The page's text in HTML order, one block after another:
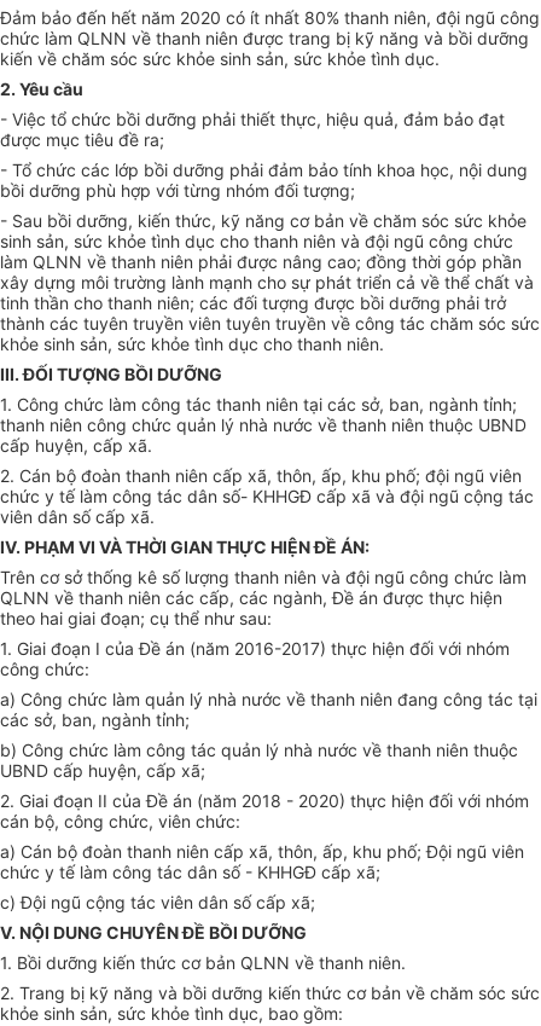
Đảm bảo đến hết năm 2020 có ít nhất 80% thanh niên, đội ngũ công
chức làm QLNN về thanh niên được trang bị kỹ năng và bồi dưỡng
kiến về chăm sóc sức khỏe sinh sản, sức khỏe tình dục.
2. Yêu cầu
- Việc tổ chức bồi dưỡng phải thiết thực, hiệu quả, đảm bảo đạt
được mục tiêu đề ra;
- Tổ chức các lớp bồi dưỡng phải đảm bảo tính khoa học, nội dung
bồi dưỡng phù hợp với từng nhóm đối tượng;
- Sau bồi dưỡng, kiến thức, kỹ năng cơ bản về chăm sóc sức khỏe
sinh sản, sức khỏe tình dục cho thanh niên và đội ngũ công chức
làm QLNN về thanh niên phải được nâng cao; đồng thời góp phần
xây dựng môi trường lành mạnh cho sự phát triển cả về thể chất và
tinh thần cho thanh niên; các đối tượng được bồi dưỡng phải trở
thành các tuyên truyền viên tuyên truyền về công tác chăm sóc sức
khỏe sinh sản, sức khỏe tình dục cho thanh niên.
III. ĐỐI TƯỢNG BỒI DƯỠNG
1. Công chức làm công tác thanh niên tại các sở, ban, ngành tỉnh;
thanh niên công chức quản lý nhà nước về thanh niên thuộc UBND
cấp huyện, cấp xã.
2. Cán bộ đoàn thanh niên cấp xã, thôn, ấp, khu phố; đội ngũ viên
chức y tế làm công tác dân số- KHHGĐ cấp xã và đội ngũ cộng tác
viên dân số cấp xã.
IV. PHẠM VI VÀ THỜI GIAN THỰC HIỆN ĐỀ ÁN:
Trên cơ sở thống kê số lượng thanh niên và đội ngũ công chức làm
QLNN về thanh niên các cấp, các ngành,Đề án được thực hiện
theo hai giai đoạn; cụ thể như sau:
1. Giai đoạn I của Đề án (năm 2016-2017) thực hiện đối với nhóm
công chức:
a) Công chức làm quản lý nhà nước về thanh niên đang công tác tại
các sở, ban, ngành tỉnh;
b) Công chức làm công tác quản lý nhà nước về thanh niên thuộc
UBND cấp huyện, cấp xã;
2. Giai đoạn II của Đề án (năm 2018 - 2020) thực hiện đối với nhóm
cán bộ, công chức, viên chức:
a) Cán bộ đoàn thanh niên cấp xã, thôn, ấp, khu phố; Đội ngũ viên
chức y tế làm công tác dân số - KHHGĐ cấp xã;
c)Đội ngũ cộng tác viên dân số cấp xã;
V. NỘI DUNG CHUYÊN ĐỀ BỒI DƯỠNG
1. Bồi dưỡng kiến thức cơ bản QLNN về thanh niên.
2. Trang bị kỹ năng và bồi dưỡng kiến thức cơ bản về chăm sóc sức
khỏe sinh sản, sức khỏe tình dục, bao gồm: